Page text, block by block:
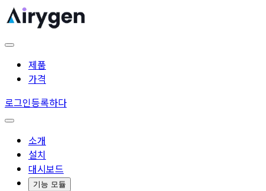
제품
가격
로그인등록하다
소개
설치
대시보드
기능 모듈